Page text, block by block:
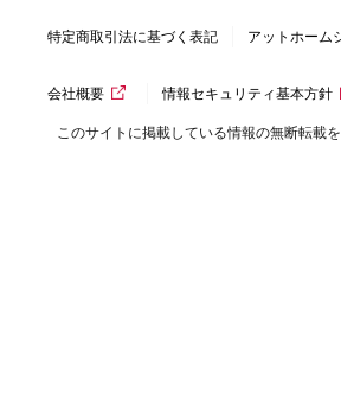
特定商取引法に基づく表記 アットホーム
会社概要 情報セキュリティ基本方針
このサイトに掲載している情報の無断転載